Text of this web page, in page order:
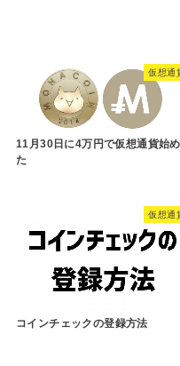
仮想通
11月30日に4万円で仮想通貨始め
た
仮想通
コインチェックの登録方法